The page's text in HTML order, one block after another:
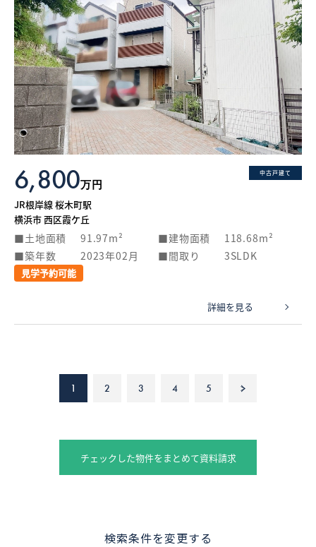
中古戸建て
6,800万円
JR根岸線 桜木町駅
横浜市 西区霞ケ丘
土地面積 91.97m² 建物面積
118.68m²
築年数
2023年02月 間取り 3SLDK
見学予約可能
詳細を見る
1 2 3 4 5 >
チェックした物件をまとめて資料請求
検索条件を変更する